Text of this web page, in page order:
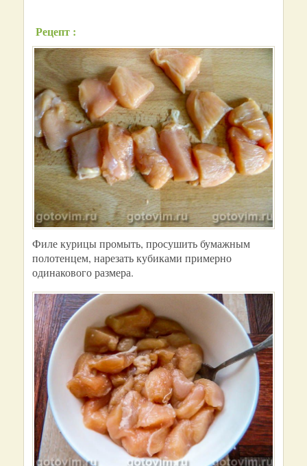
Рецепт :
Филе курицы промыть, просушить бумажным
полотенцем, нарезать кубиками примерно
одинакового размера.